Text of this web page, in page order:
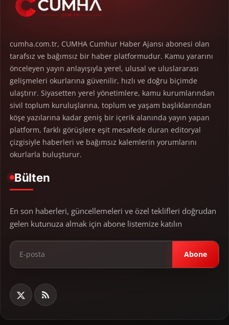
cumha.com.tr, CUMHA Cumhur Haber Ajansı abonesi olan
tarafsız ve bağımsız bir haber platformudur. Kamu yararını
önceleyen yayın anlayışıyla yerel, ulusal ve uluslararası
gelişmeleri okurlarına güvenilir, hızlı ve doğru biçimde
ulaştırır. Siyasetten yerel yönetimlere, kamu kurumlarından
sivil toplum kuruluşlarına, toplum ve yaşam başlıklarından
köşe yazılarına kadar geniş bir içerik alanında yayın yapan
platform, farklı görüşlere eşit mesafede duran editoryal
çizgisiyle haberleri ve bağımsız kalemlerin yorumlarını
okurlarla buluşturur.
Bülten
En son haberleri, güncellemeleri ve özel teklifleri doğrudan
gelen kutunuza almak için abone listemize katılın
Abone